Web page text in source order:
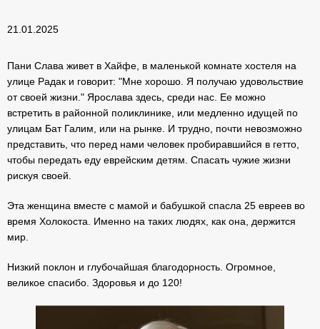
21.01.2025
Пани Слава живет в Хайфе, в маленькой комнате хостеля на
улице Радак и говорит: "Мне хорошо. Я получаю удовольствие
от своей жизни." Ярослава здесь, среди нас. Ее можно
встретить в районной поликлинике, или медленно идущей по
улицам Бат Галим, или на рынке. И трудно, почти невозможно
представить, что перед нами человек пробиравшийся в гетто,
чтобы передать еду еврейским детям. Спасать чужие жизни
рискуя своей.
Эта женщина вместе с мамой и бабушкой спасла 25 евреев во
время Холокоста. Именно на таких людях, как она, держится
мир.
Низкий поклон и глубочайшая благодорность. Огромное,
великое спасибо. Здоровья и до 120!